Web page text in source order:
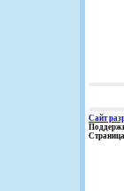
Сайт
Страница